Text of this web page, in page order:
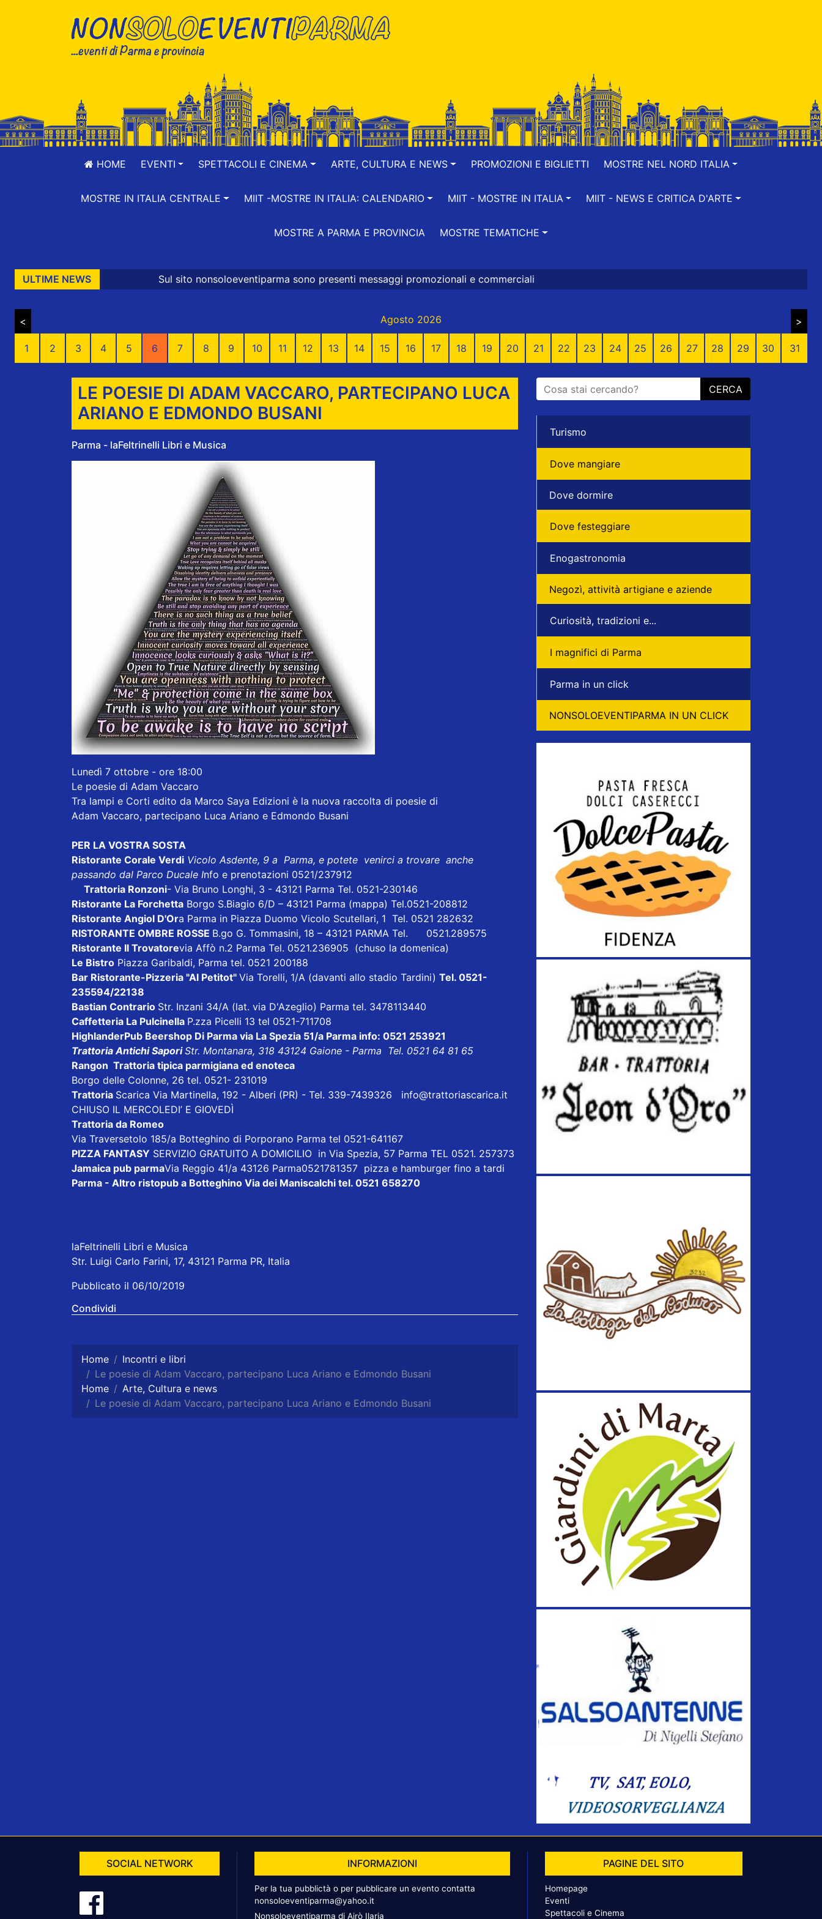
HOME EVENTI SPETTACOLI E CINEMA ARTE, CULTURA E NEWS PROMOZIONI E BIGLIETTI MOSTRE NEL NORD ITALIA
MOSTRE IN ITALIA CENTRALE MIIT -MOSTRE IN ITALIA: CALENDARIO MIIT - MOSTRE IN ITALIA MIIT - NEWS E CRITICA D'ARTE
MOSTRE A PARMA E PROVINCIA MOSTRE TEMATICHE
ULTIME NEWSSul sito nonsoloeventiparma sono presenti messaggi promozionali e commerciali
< Agosto 2026 >
1 2 3 4 5 6 7 8 9 10 11 12 13 14 15 16 17 18 19 20 21 22 23 24 25 26 27 28 29 30 31
LE POESIE DI ADAM VACCARO, PARTECIPANO LUCA
ARIANO E EDMONDO BUSANI
Parma - laFeltrinelli Libri e Musica
Lunedì 7 ottobre - ore 18:00
Le poesie di Adam Vaccaro
Tra lampi e Corti edito da Marco Saya Edizioni è la nuova raccolta di poesie di
Adam Vaccaro, partecipano Luca Ariano e Edmondo Busani
PER LA VOSTRA SOSTA
Ristorante Corale Verdi Vicolo Asdente, 9 a Parma, e potete venirci a trovare anche
passando dal Parco Ducale Info e prenotazioni 0521/237912
Trattoria Ronzoni- Via Bruno Longhi, 3 - 43121 Parma Tel. 0521-230146
Ristorante La Forchetta Borgo S.Biagio 6/D – 43121 Parma (mappa) Tel.0521-208812
Ristorante Angiol D'Ora Parma in Piazza Duomo Vicolo Scutellari, 1 Tel. 0521 282632
RISTORANTE OMBRE ROSSE B.go G. Tommasini, 18 – 43121 PARMA Tel. 0521.289575
Ristorante Il Trovatorevia Affò n.2 Parma Tel. 0521.236905 (chuso la domenica)
Le Bistro Piazza Garibaldi, Parma tel. 0521 200188
Bar Ristorante-Pizzeria "Al Petitot" Via Torelli, 1/A (davanti allo stadio Tardini) Tel. 0521-
235594/22138
Bastian Contrario Str. Inzani 34/A (lat. via D'Azeglio) Parma tel. 3478113440
Caffetteria La Pulcinella P.zza Picelli 13 tel 0521-711708
HighlanderPub Beershop Di Parma via La Spezia 51/a Parma info: 0521 253921
Trattoria Antichi SaporiStr. Montanara, 318 43124 Gaione - Parma Tel. 0521 64 81 65
Rangon Trattoria tipica parmigiana ed enoteca
Borgo delle Colonne, 26 tel. 0521- 231019
Trattoria Scarica Via Martinella, 192 - Alberi (PR) - Tel. 339-7439326 info@trattoriascarica.it
CHIUSO IL MERCOLEDI’ E GIOVEDÌ
Trattoria da Romeo
Via Traversetolo 185/a Botteghino di Porporano Parma tel 0521-641167
PIZZA FANTASY SERVIZIO GRATUITO A DOMICILIO in Via Spezia, 57 Parma TEL 0521. 257373
Jamaica pub parmaVia Reggio 41/a 43126 Parma0521781357 pizza e hamburger fino a tardi
Parma - Altro ristopub a Botteghino Via dei Maniscalchi tel. 0521 658270
laFeltrinelli Libri e Musica
Str. Luigi Carlo Farini, 17, 43121 Parma PR, Italia
Pubblicato il 06/10/2019
Condividi
Home
Incontri e libri
Le poesie di Adam Vaccaro, partecipano Luca Ariano e Edmondo Busani
Home
Arte, Cultura e news
Le poesie di Adam Vaccaro, partecipano Luca Ariano e Edmondo Busani
CERCA
Turismo
Dove mangiare
Dove dormire
Dove festeggiare
Enogastronomia
Negozì, attività artigiane e aziende
Curiosità, tradizioni e...
I magnifici di Parma
Parma in un click
NONSOLOEVENTIPARMA IN UN CLICK
SOCIAL NETWORK INFORMAZIONI
Per la tua pubblictà o per pubblicare un evento contatta
nonsoloeventiparma@yahoo.it
Nonsoloeventiparma di Airò Ilaria
PAGINE DEL SITO
Homepage
Eventi
Spettacoli e Cinema